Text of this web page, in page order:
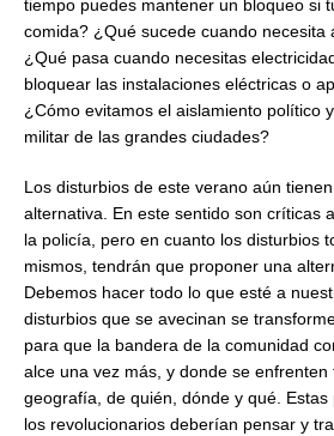
tiempo puedes mantener un bloqueo si
comida? ¿Qué sucede cuando necesita
¿Qué pasa cuando necesitas
bloquear las instalaciones eléctricas o
¿Cómo evitamos el aislamiento político
militar de las grandes ciudades?
Los disturbios de este verano aún
alternativa. En este sentido son críticas
la policía, pero en cuanto los disturbios
mismos, tendrán que proponer una
Debemos hacer todo lo que esté a
disturbios que se avecinan se
para que la bandera de la comunidad
alce una vez más, y donde se
geografía, de quién, dónde y qué.
los revolucionarios deberían pensar y